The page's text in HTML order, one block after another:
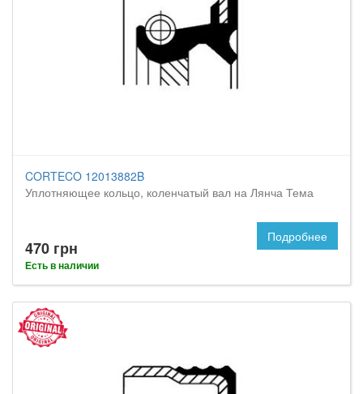
CORTECO 12013882B
Уплотняющее кольцо, коленчатый вал на Лянча Тема
470 грн
Есть в наличии
Подробнее